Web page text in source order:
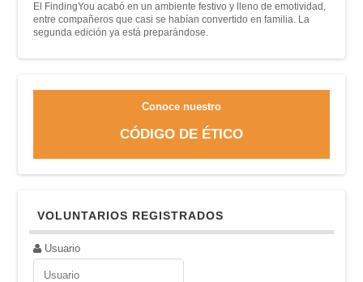
El FindingYou acabó en un ambiente festivo y lleno de emotividad,
entre compañeros que casi se habían convertido en familia. La
segunda edición ya está preparándose.
Conoce nuestro
CÓDIGO DE ÉTICO
VOLUNTARIOS REGISTRADOS
Usuario